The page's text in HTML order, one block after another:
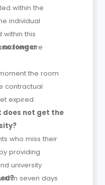
within the
individual
within this
rent are
no longer
the room
contractual
expired.
does not get the
who miss their
providing
university
seven days